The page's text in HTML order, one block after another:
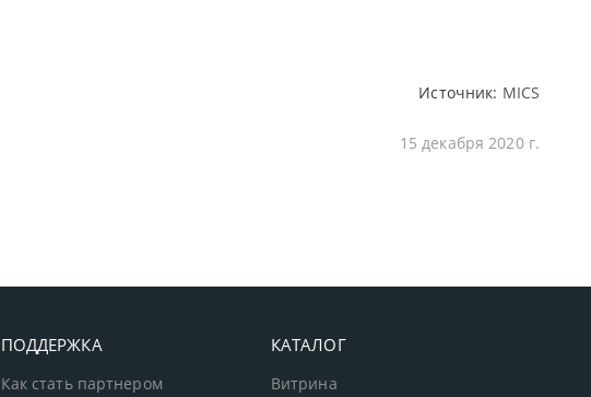
Источник: MICS
15 декабря 2020 г.
ПОДДЕРЖКА
Как стать партнером
КАТАЛОГ
Витрина